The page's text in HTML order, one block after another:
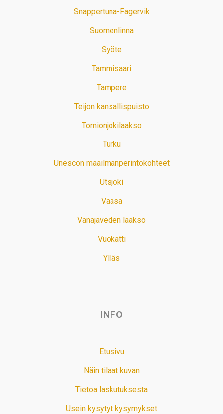
Snappertuna-Fagervik
Suomenlinna
Syöte
Tammisaari
Tampere
Teijon kansallispuisto
Tornionjokilaakso
Turku
Unescon maailmanperintökohteet
Utsjoki
Vaasa
Vanajaveden laakso
Vuokatti
Ylläs
INFO
Etusivu
Näin tilaat kuvan
Tietoa laskutuksesta
Usein kysytyt kysymykset